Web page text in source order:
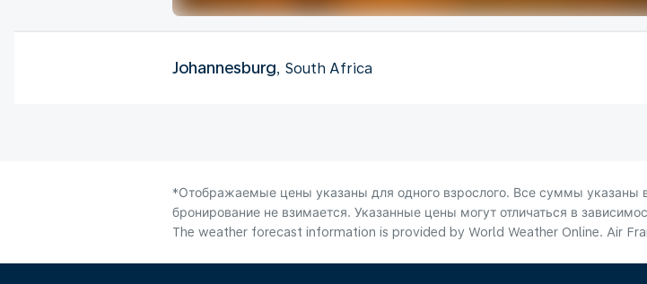
Johannesburg, South Africa
*Отображаемые цены указаны для одного взрослого. Все суммы указаны
бронирование не взимается. Указанные цены могут отличаться в
The weather forecast information is provided by World Weather Online. Air